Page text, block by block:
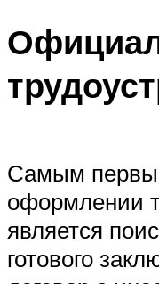
Самым
оформлении
является
готового